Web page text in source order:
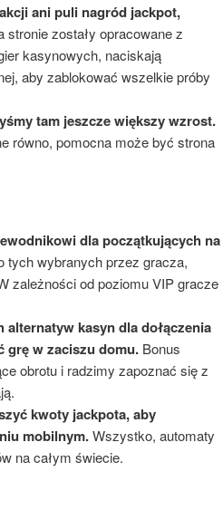
ani puli nagród jackpot,
stronie zostały opracowane z
kasynowych, naciskają
aby zablokować wszelkie próby
tam jeszcze większy wzrost.
równo, pomocna może być strona
dla początkujących na
tych wybranych przez gracza,
zależności od poziomu VIP gracze
kasyn dla dołączenia
grę w zaciszu domu. Bonus
obrotu i radzimy zapoznać się z
kwoty jackpota, aby
mobilnym.Wszystko, automaty
na całym świecie.